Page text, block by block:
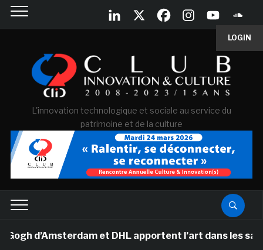
LOGIN
L'innovation technologique et sociale au service du
patrimoine et de la culture
d’Amsterdam et DHL apportent l’art dans les salles